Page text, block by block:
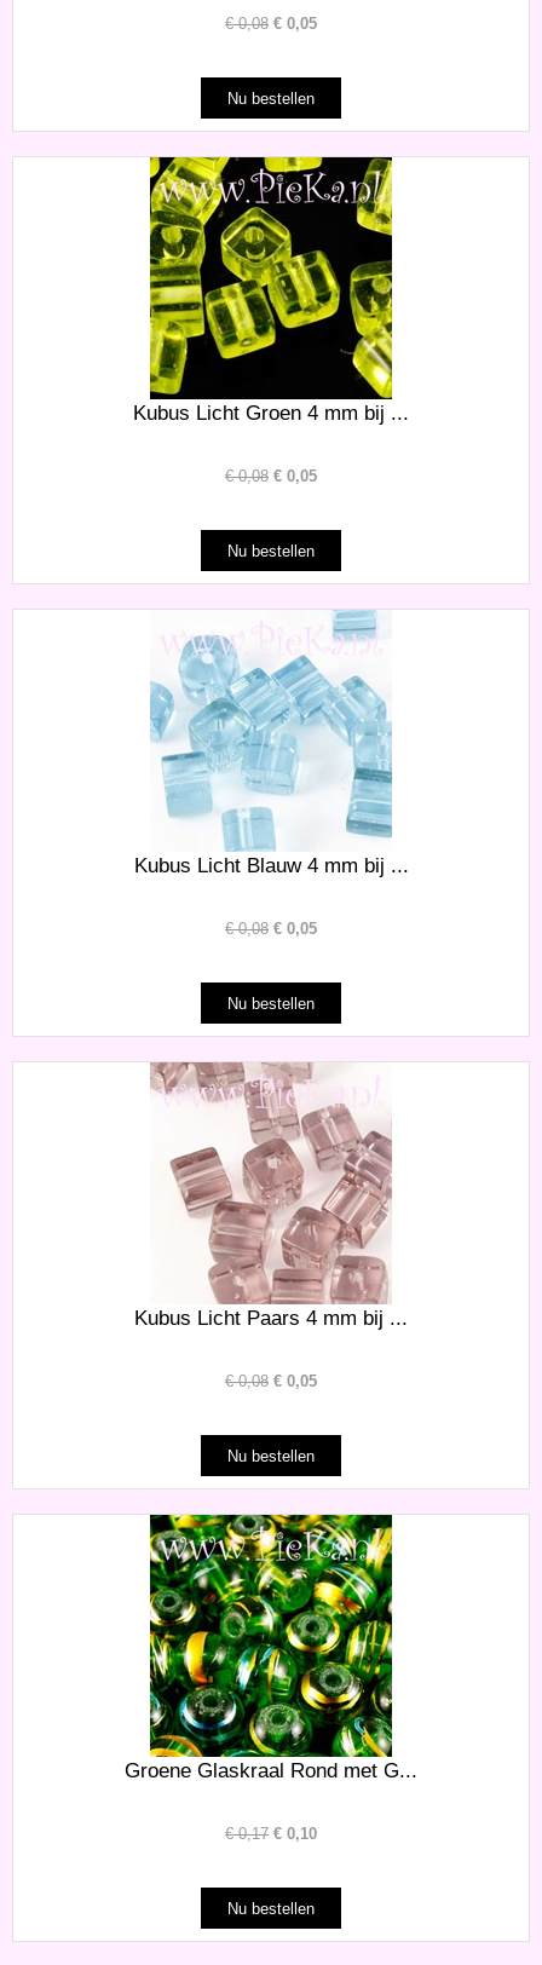
€0,08 € 0,05
Kubus Licht Groen 4 mm bij ...
€0,08 € 0,05
Kubus Licht Blauw 4 mm bij ...
€0,08 € 0,05
Kubus Licht Paars 4 mm bij ...
€0,08 € 0,05
Groene Glaskraal Rond met G...
€0,17 € 0,10